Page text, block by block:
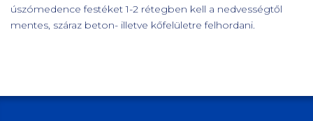
úszómedence festéket 1-2 rétegben kell a nedvességtől
mentes, száraz beton- illetve kőfelületre felhordani.